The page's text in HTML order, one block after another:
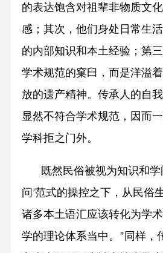
的表达饱含对祖辈非物质文
感；其次，他们身处日常生
的内部知识和本土经验；第
学术规范的窠臼，而是洋溢
放的遗产精神。传承人的自
显然不符合学术规范，因而
学科拒之门外。
既然民俗被视为知识和学
问’范式的操控之下，从民俗
诸多本土语汇应该转化为学
学的理论体系当中。
” 同样，